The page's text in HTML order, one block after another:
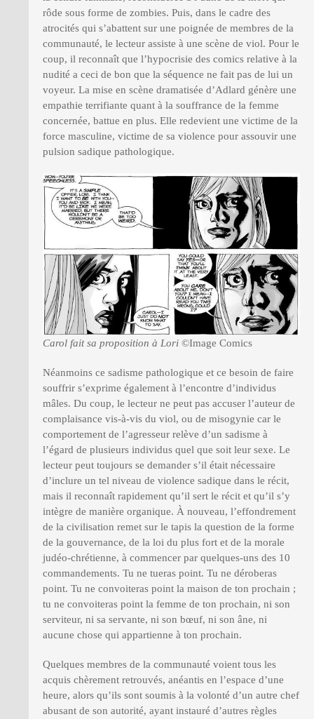
rôde sous forme de zombies. Puis, dans le cadre des
atrocités qui s’abattent sur une poignée de membres de la
communauté, le lecteur assiste à une scène de viol. Pour le
coup, il reconnaît que l’hypocrisie des comics relative à la
nudité a ceci de bon que la séquence ne fait pas de lui un
voyeur. La mise en scène dramatisée d’Adlard génère une
empathie terrifiante quant à la souffrance de la femme
concernée, battue en plus. Elle redevient une victime de la
force masculine, victime de sa violence pour assouvir une
pulsion sadique pathologique.
Carol fait sa proposition à Lori ©Image Comics
Néanmoins ce sadisme pathologique et ce besoin de faire
souffrir s’exprime également à l’encontre d’individus
mâles. Du coup, le lecteur ne peut pas accuser l’auteur de
complaisance vis-à-vis du viol, ou de misogynie car le
comportement de l’agresseur relève d’un sadisme à
l’égard de plusieurs individus quel que soit leur sexe. Le
lecteur peut toujours se demander s’il était nécessaire
d’inclure un tel niveau de violence sadique dans le récit,
mais il reconnaît rapidement qu’il sert le récit et qu’il s’y
intègre de manière organique. À nouveau, l’effondrement
de la civilisation remet sur le tapis la question de la forme
de la gouvernance, de la loi du plus fort et de la morale
judéo-chrétienne, à commencer par quelques-uns des 10
commandements. Tu ne tueras point. Tu ne déroberas
point. Tu ne convoiteras point la maison de ton prochain ;
tu ne convoiteras point la femme de ton prochain, ni son
serviteur, ni sa servante, ni son bœuf, ni son âne, ni
aucune chose qui appartienne à ton prochain.
Quelques membres de la communauté voient tous les
acquis chèrement retrouvés, anéantis en l’espace d’une
heure, alors qu’ils sont soumis à la volonté d’un autre chef
abusant de son autorité, ayant instauré d’autres règles